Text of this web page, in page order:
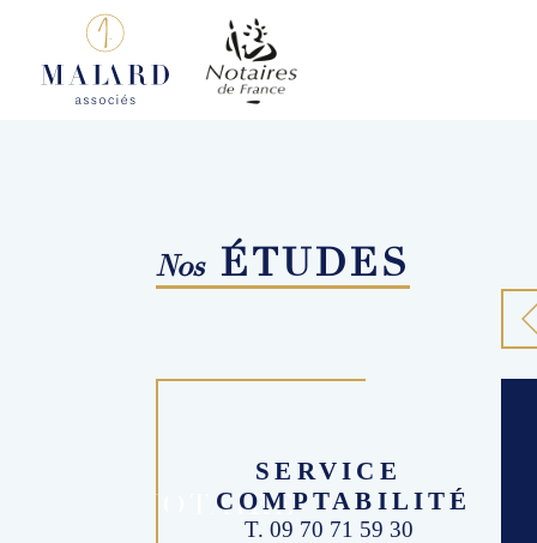
Nos ÉTUDES
NOTAIRE
SERVICE
COMPTABILITÉ
T. 09 70 71 59 30